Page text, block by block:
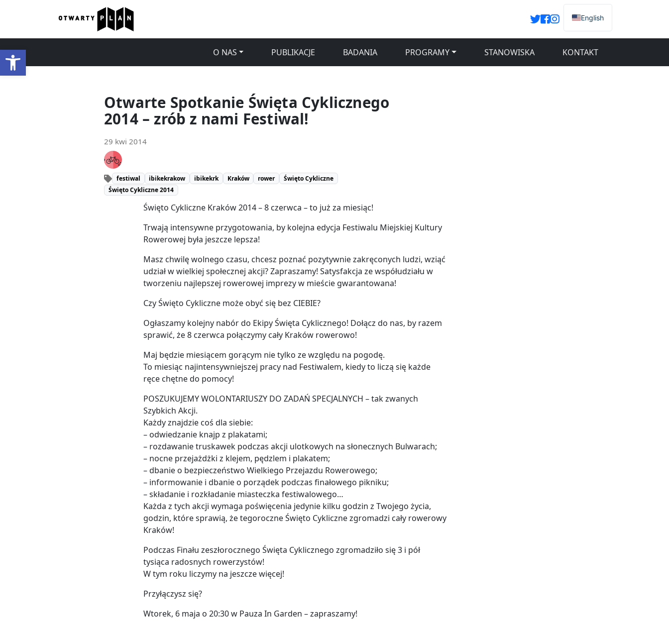
Otwórz pasek narzędzi
English
O NAS PUBLIKACJE BADANIA PROGRAMY STANOWISKA KONTAKT
Otwarte Spotkanie Święta Cyklicznego
2014 – zrób z nami Festiwal!
29 kwi 2014
festiwal ibikekrakow ibikekrk Kraków rower
Święto Cykliczne
Święto Cykliczne 2014
Święto Cykliczne Kraków 2014 – 8 czerwca – to już za miesiąc!
Trwają intensywne przygotowania, by kolejna edycja Festiwalu Miejskiej Kultury
Rowerowej była jeszcze lepsza!
Masz chwilę wolnego czasu, chcesz poznać pozytywnie zakręconych ludzi, wziąć
udział w wielkiej społecznej akcji? Zapraszamy! Satysfakcja ze współudziału w
tworzeniu najlepszej rowerowej imprezy w mieście gwarantowana!
Czy Święto Cykliczne może obyć się bez CIEBIE?
Ogłaszamy kolejny nabór do Ekipy Święta Cyklicznego! Dołącz do nas, by razem
sprawić, że 8 czerwca połączymy cały Kraków rowerowo!
Maj będzie miesiącem gorącym nie tylko ze względu na pogodę.
To miesiąc najintensywniejszej pracy nad Festiwalem, kiedy to liczą się każde
ręce chętne do pomocy!
POSZUKUJEMY WOLONTARIUSZY DO ZADAŃ SPECJALNYCH – tak zwanych
Szybkich Akcji.
Każdy znajdzie coś dla siebie:
– odwiedzanie knajp z plakatami;
– rozdawanie truskawek podczas akcji ulotkowych na słonecznych Bulwarach;
– nocne przejażdżki z klejem, pędzlem i plakatem;
– dbanie o bezpieczeństwo Wielkiego Przejazdu Rowerowego;
– informowanie i dbanie o porządek podczas finałowego pikniku;
– składanie i rozkładanie miasteczka festiwalowego…
Każda z tych akcji wymaga poświęcenia jedynie kilku godzin z Twojego życia,
godzin, które sprawią, że tegoroczne Święto Cykliczne zgromadzi cały rowerowy
Kraków!
Podczas Finału zeszłorocznego Święta Cyklicznego zgromadziło się 3 i pół
tysiąca radosnych rowerzystów!
W tym roku liczymy na jeszcze więcej!
Przyłączysz się?
Wtorek, 6 maja o 20:30 w Pauza In Garden – zapraszamy!